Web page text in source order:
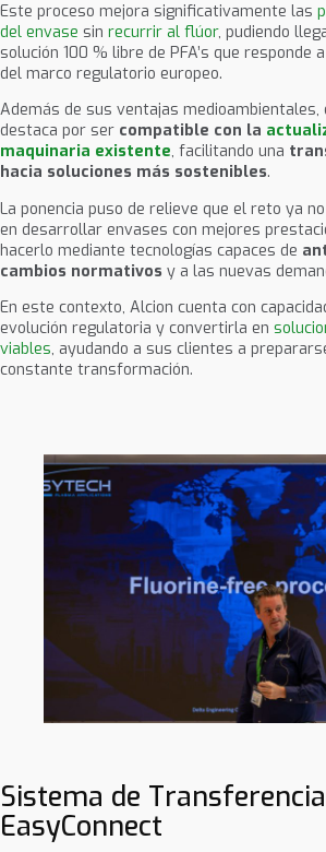
Este proceso mejora significativamente las
del envase sin recurrir al flúor, pudiendo
solución 100 % libre de PFA’s que responde
del marco regulatorio europeo.
Además de sus ventajas medioambientales,
destaca por ser compatible con la
maquinaria existente, facilitando una
hacia soluciones más sostenibles.
La ponencia puso de relieve que el reto ya
en desarrollar envases con mejores
hacerlo mediante tecnologías capaces de
cambios normativos y a las nuevas
En este contexto, Alcion cuenta con
evolución regulatoria y convertirla en
viables, ayudando a sus clientes a
constante transformación.
Sistema de
EasyConnect